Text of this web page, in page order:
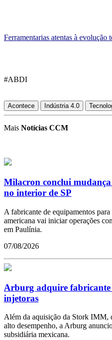
Ferramentarias atentas à evolução
#ABDI
Acontece Indústria 4.0
Mais Notícias CCM
Milacron conclui
no interior de SP
A fabricante de equipamentos
americana vai iniciar operações
em Paulínia.
07/08/2026
Arburg adquire fabricante
injetoras
Além da aquisição da Stork IMM,
alto desempenho, a Arburg
subsidiária mexicana.